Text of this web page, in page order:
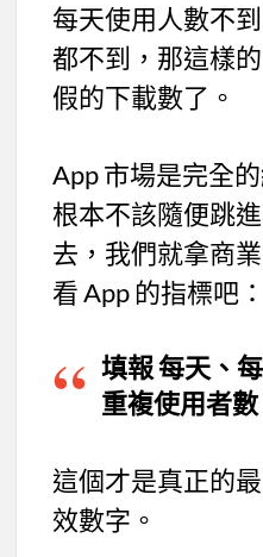
每天使用人數不
都不到，那這樣
假的下載數了。
App 市場是完全
根本不該隨便跳
去，我們就拿商
看 App 的指標吧：
填報 每天、
重複使用者數
這個才是真正的
效數字。